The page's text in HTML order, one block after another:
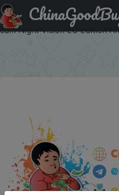
Паридбати з промокодом $2/
1080P Full HD Smart Camera
cam Night Vision EU Edition